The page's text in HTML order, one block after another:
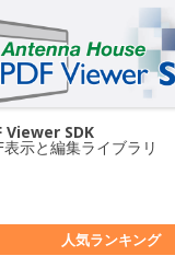
Viewer SDK
表示と編集ライブラリ
人気ランキング